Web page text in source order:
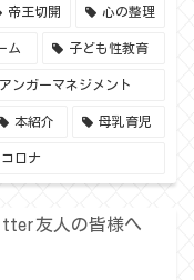
帝王切開 心の整理
ム 子ども性教育
アンガーマネジメント
本紹介 母乳育児
コロナ
友人の皆様へ